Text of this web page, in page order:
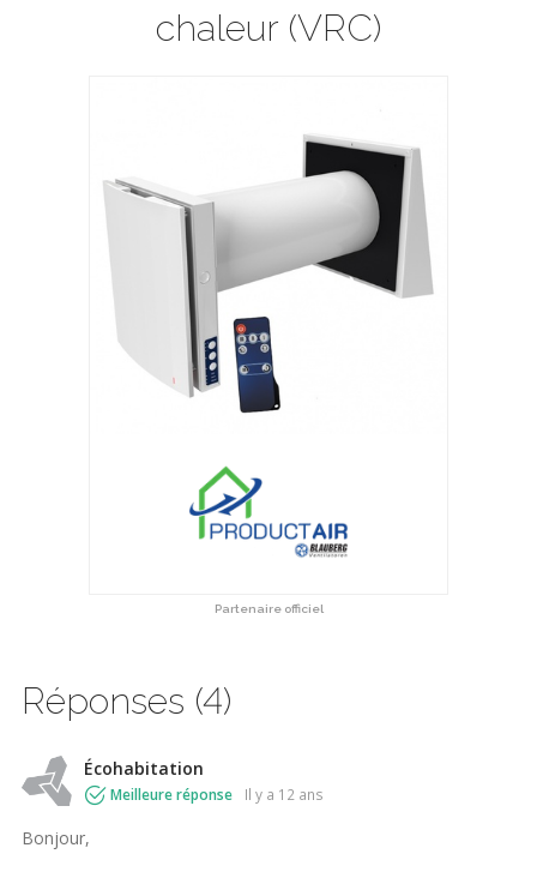
chaleur (VRC)
Partenaire officiel
Réponses (4)
Écohabitation
Meilleure réponse il y a 12 ans
Bonjour,